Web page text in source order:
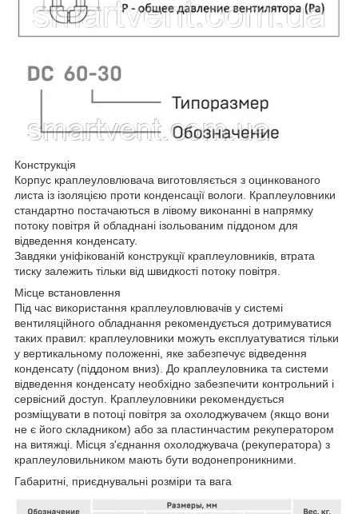
Конструкція
Корпус краплеуловлювача виготовляється з оцинкованого
листа із ізоляцією проти конденсації вологи. Краплеуловники
стандартно постачаються в лівому виконанні в напрямку
потоку повітря й обладнані ізольованим піддоном для
відведення конденсату.
Завдяки уніфікованій конструкції краплеуловників, втрата
тиску залежить тільки від швидкості потоку повітря.
Місце встановлення
Під час використання краплеуловлювачів у системі
вентиляційного обладнання рекомендується дотримуватися
таких правил: краплеуловники можуть експлуатуватися тільки
у вертикальному положенні, яке забезпечує відведення
конденсату (піддоном вниз). До краплеуловника та системи
відведення конденсату необхідно забезпечити контрольний і
сервісний доступ. Краплеуловники рекомендується
розміщувати в потоці повітря за охолоджувачем (якщо вони
не є його складником) або за пластинчастим рекуператором
на витяжці. Місця з'єднання охолоджувача (рекуператора) з
краплеуловильником мають бути водонепроникними.
Габаритні, приєднувальні розміри та вага